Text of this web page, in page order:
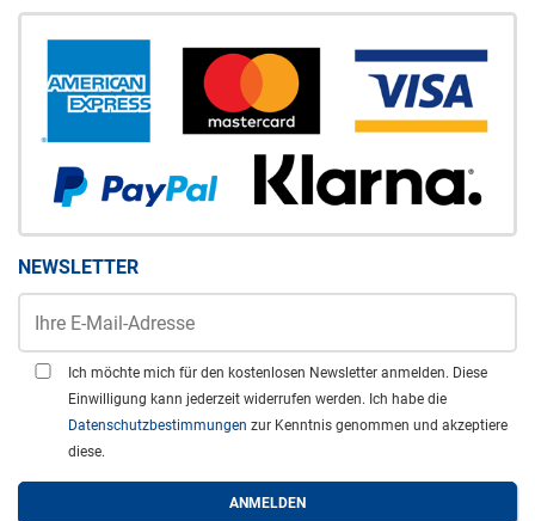
NEWSLETTER
Ich möchte mich für den kostenlosen Newsletter anmelden. Diese
Einwilligung kann jederzeit widerrufen werden. Ich habe die
Datenschutzbestimmungen zur Kenntnis genommen und akzeptiere
diese.